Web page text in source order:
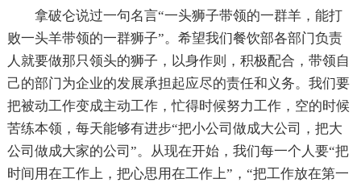
拿破仑说过一句名言“一头狮子带领的一群羊，能打
败一头羊带领的一群狮子”。希望我们餐饮部各部门负责
人就要做那只领头的狮子，以身作则，积极配合，带领自
己的部门为企业的发展承担起应尽的责任和义务。我们要
把被动工作变成主动工作，忙得时候努力工作，空的时候
苦练本领，每天能够有进步“把小公司做成大公司，把大
公司做成大家的公司”。从现在开始，我们每一个人要“把
时间用在工作上，把心思用在工作上”，“把工作放在第一